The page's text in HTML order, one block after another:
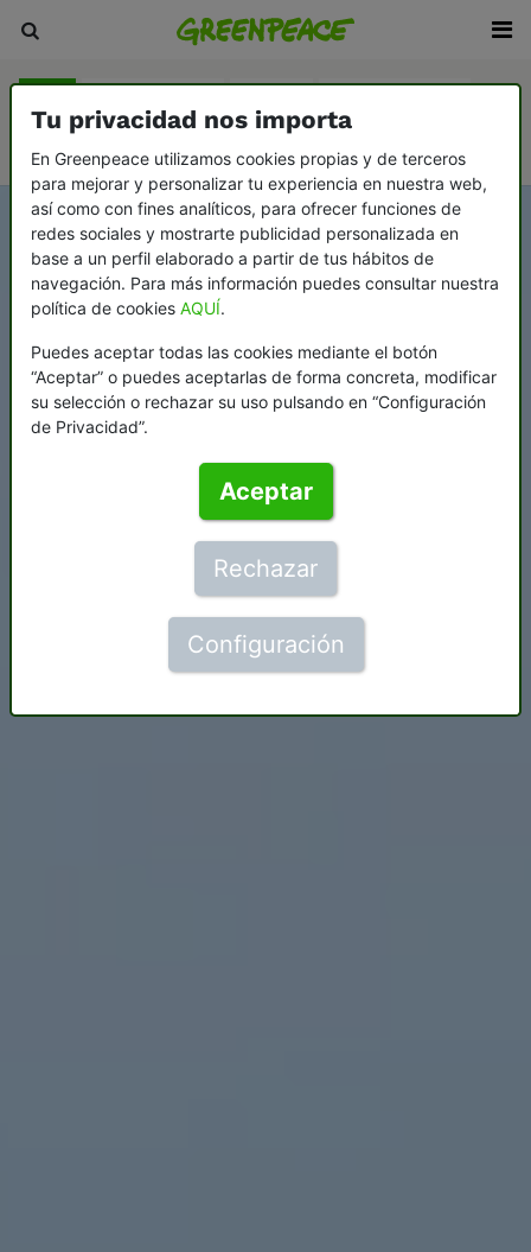
Tu privacidad nos importa
En Greenpeace utilizamos cookies propias y de terceros
para mejorar y personalizar tu experiencia en nuestra web,
así como con fines analíticos, para ofrecer funciones de
redes sociales y mostrarte publicidad personalizada en
base a un perfil elaborado a partir de tus hábitos de
navegación. Para más información puedes consultar nuestra
política de cookies AQUÍ.
Puedes aceptar todas las cookies mediante el botón
“Aceptar” o puedes aceptarlas de forma concreta, modificar
su selección o rechazar su uso pulsando en “Configuración
de Privacidad”.
Aceptar
Rechazar
Configuración